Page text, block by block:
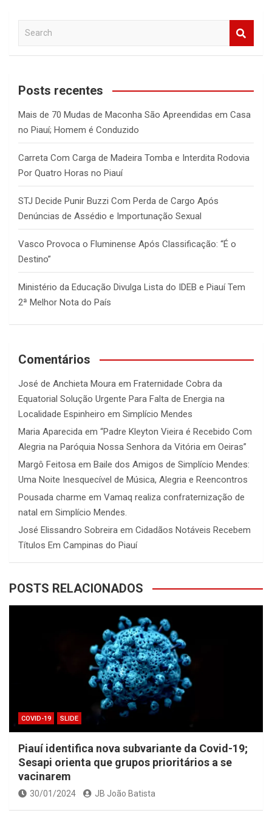
a
c
Posts recentes
Mais de 70 Mudas de Maconha São Apreendidas em Casa
no Piauí; Homem é Conduzido
Carreta Com Carga de Madeira Tomba e Interdita Rodovia
Por Quatro Horas no Piauí
STJ Decide Punir Buzzi Com Perda de Cargo Após
Denúncias de Assédio e Importunação Sexual
Vasco Provoca o Fluminense Após Classificação: “É o
Destino”
Ministério da Educação Divulga Lista do IDEB e Piauí Tem
2ª Melhor Nota do País
Comentários
José de Anchieta Moura em Fraternidade Cobra da
Equatorial Solução Urgente Para Falta de Energia na
Localidade Espinheiro em Simplício Mendes
Maria Aparecida em “Padre Kleyton Vieira é Recebido Com
Alegria na Paróquia Nossa Senhora da Vitória em Oeiras”
Margô Feitosa em Baile dos Amigos de Simplício Mendes:
Uma Noite Inesquecível de Música, Alegria e Reencontros
Pousada charme em Vamaq realiza confraternização de
natal em Simplício Mendes.
José Elissandro Sobreira em Cidadãos Notáveis Recebem
Títulos Em Campinas do Piauí
POSTS RELACIONADOS
COVID-19 SLIDE
Piauí identifica nova subvariante da Covid-19;
Sesapi orienta que grupos prioritários a se
vacinarem
30/01/2024 JB João Batista